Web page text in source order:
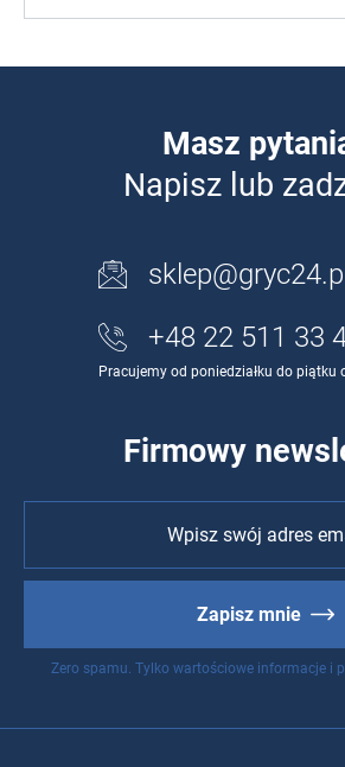
Masz
Napisz lub
sklep@gryc24.pl
+48 22 511 33
Pracujemy od poniedziałku do piątku
Firmowy
Zapisz mnie
Zero spamu. Tylko wartościowe informacje i